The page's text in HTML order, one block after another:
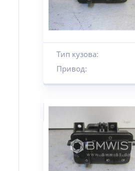
Тип кузова:
Привод: